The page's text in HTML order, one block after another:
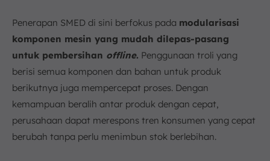
Penerapan SMED di sini berfokus pada modularisasi
komponen mesin yang mudah dilepas-pasang
untuk pembersihan offline. Penggunaan troli yang
berisi semua komponen dan bahan untuk produk
berikutnya juga mempercepat proses. Dengan
kemampuan beralih antar produk dengan cepat,
perusahaan dapat merespons tren konsumen yang cepat
berubah tanpa perlu menimbun stok berlebihan.